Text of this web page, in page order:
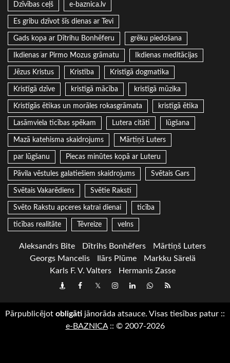
Dzīvības ceļš e-baznica.lv
Es gribu dzīvot šīs dienas ar Tevi
Gads kopa ar Dītrihu Bonhēferu grēku piedošana
Ikdienas ar Pirmo Mozus grāmatu Ikdienas meditācijas
Jēzus Kristus Kristība Kristīgā dogmatika
Kristīgā dzīve kristīgā mācība kristīgā mūzika
Kristīgās ētikas un morāles rokasgrāmata kristīgā ētika
Lasāmviela ticības spēkam Lutera citāti lūgšana
Mazā katehisma skaidrojums Mārtiņš Luters
par lūgšanu Piecas minūtes kopā ar Luteru
Pāvila vēstules galatiešiem skaidrojums Svētais Gars
Svētais Vakarēdiens Svētie Raksti
Svēto Rakstu apceres katrai dienai ticība
ticības realitāte Tēvreize velns
Aleksandrs Bite Dītrihs Bonhēfers
Mārtiņš Luters
Georgs Mancelis
Ilārs Plūme
Markku Särelä
Karls F. V. Valters
Hermanis Zasse
DraugiemFacebook
TwitterInstagram
LinkedInwhatsapp
RSS
Pārpublicējot obligāti jānorāda atsauce. Visas tiesības patur ::
e-BAZNICA:: © 2007-2026